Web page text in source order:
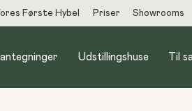
Første Hybel Priser Showrooms
Udstillingshuse Til